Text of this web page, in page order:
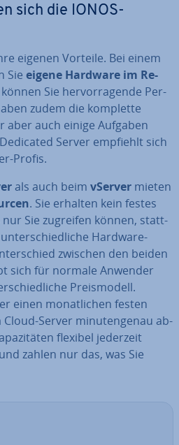
sich die IONOS-
eigenen Vorteile. Bei einem
Sie eigene Hardware im Re­
Sie her­vor­ra­gen­de Per­
zudem die komplette
aber auch einige Aufgaben
Server empfiehlt sich
Profis.
als auch beim vServer mieten
. Sie erhalten kein festes
nur Sie zugreifen können, statt­
Hardware-
zwischen den beiden
sich für normale Anwender
Preis­mo­dell.
einen mo­nat­li­chen festen
Cloud-Server mi­nu­ten­ge­nau ab­
flexibel jederzeit
zahlen nur das, was Sie